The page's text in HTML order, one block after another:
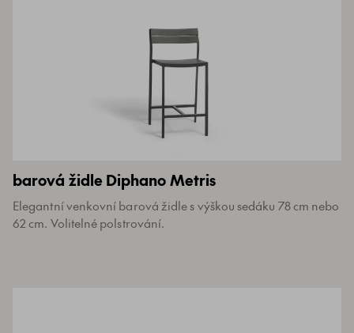
barová židle Diphano Metris
Elegantní venkovní barová židle s výškou sedáku 78 cm nebo
62 cm. Volitelné polstrování.